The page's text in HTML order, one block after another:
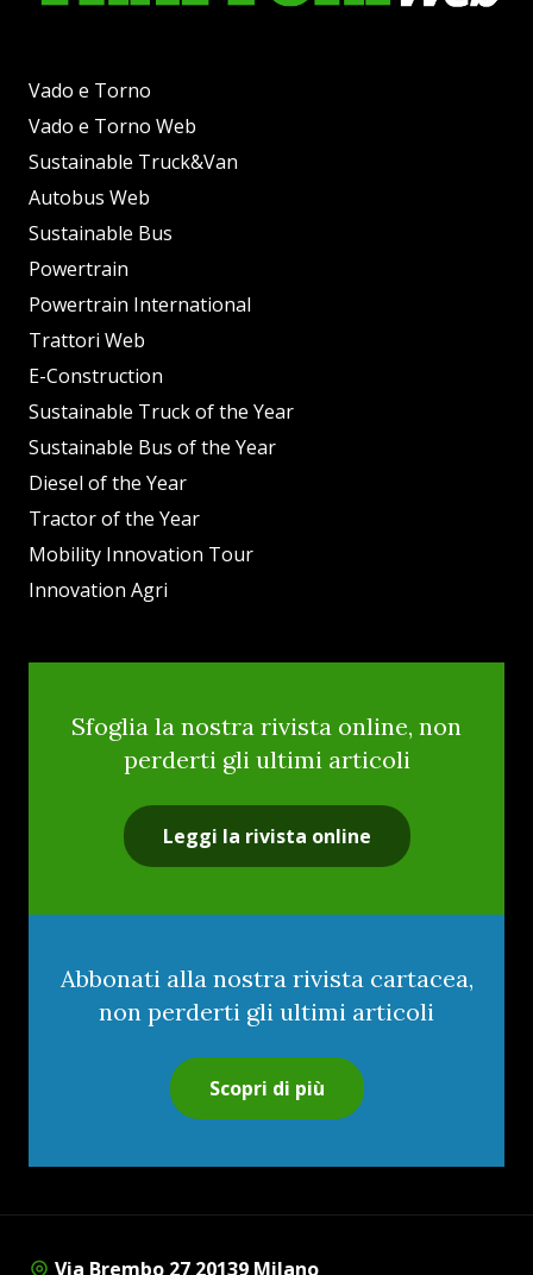
Vado e Torno
Vado e Torno Web
Sustainable Truck&Van
Autobus Web
Sustainable Bus
Powertrain
Powertrain International
Trattori Web
E-Construction
Sustainable Truck of the Year
Sustainable Bus of the Year
Diesel of the Year
Tractor of the Year
Mobility Innovation Tour
Innovation Agri
Sfoglia la nostra rivista online, non
perderti gli ultimi articoli
Leggi la rivista online
Abbonati alla nostra rivista cartacea,
non perderti gli ultimi articoli
Scopri di più
Via Brembo 27 20139 Milano